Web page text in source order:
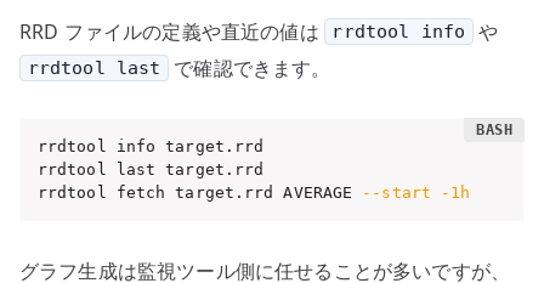
RRD ファイルの定義や直近の値は rrdtool info や
rrdtool last で確認できます。
rrdtool info target.rrd
rrdtool last target.rrd
rrdtool fetch target.rrd AVERAGE
--start -1h
グラフ生成は監視ツール側に任せることが多いですが、